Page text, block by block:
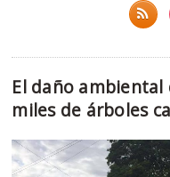
El daño
miles de árboles